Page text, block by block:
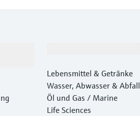
Lebensmittel & Getränke
Wasser, Abwasser & Abfall
Öl und Gas / Marine
Life Sciences